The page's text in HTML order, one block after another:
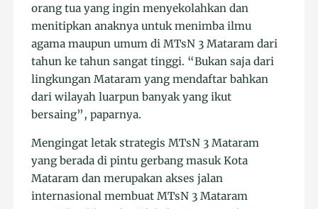
orang tua yang ingin menyekolahkan dan
menitipkan anaknya untuk menimba ilmu
agama maupun umum di MTsN 3 Mataram dari
tahun ke tahun sangat tinggi. “Bukan saja dari
lingkungan Mataram yang mendaftar bahkan
dari wilayah luarpun banyak yang ikut
bersaing”, paparnya.
Mengingat letak strategis MTsN 3 Mataram
yang berada di pintu gerbang masuk Kota
Mataram dan merupakan akses jalan
internasional membuat MTsN 3 Mataram